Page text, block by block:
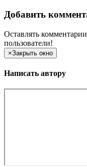
Добавить
Оставлять
пользователи!
×Закрыть окно
Написать автору